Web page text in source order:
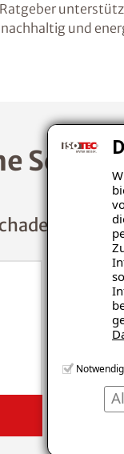
Notwendig
und